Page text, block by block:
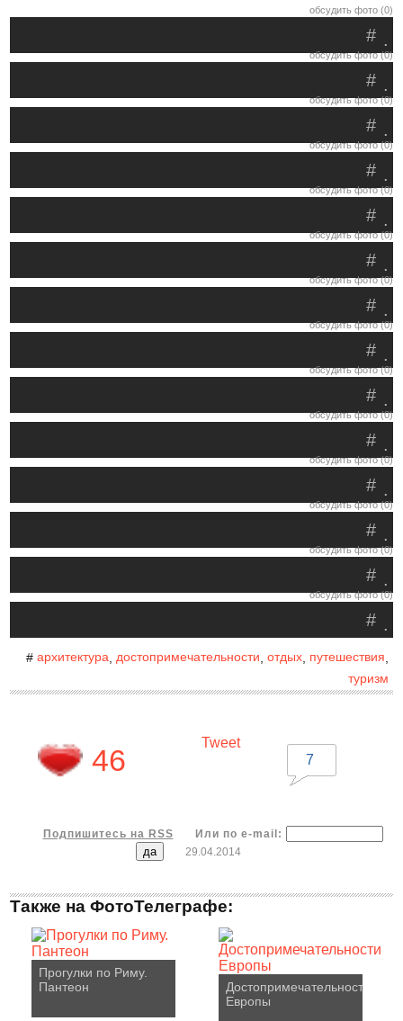
обсудить фото (0)
.
#
обсудить фото (0)
.
#
обсудить фото (0)
.
#
обсудить фото (0)
.
#
обсудить фото (0)
.
#
обсудить фото (0)
.
#
обсудить фото (0)
.
#
обсудить фото (0)
.
#
обсудить фото (0)
.
#
обсудить фото (0)
.
#
обсудить фото (0)
.
#
обсудить фото (0)
.
#
обсудить фото (0)
.
#
обсудить фото (0)
.
#
# архитектура, достопримечательности отдых, путешествия
туризм
46
Tweet
7
Подпишитесь на RSS
Или по e-mail:
29.04.2014
Также на ФотоТелеграфе:
Прогулки по Риму.
Пантеон
Достопримечательности
Европы